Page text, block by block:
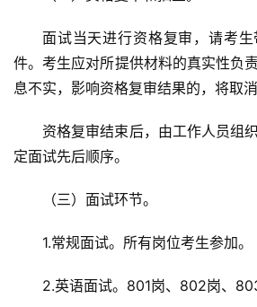
面试当天进行资格复审，请考
件。考生应对所提供材料的真实性负
息不实，影响资格复审结果的，将取消
资格复审结束后，由工作人员组
定面试先后顺序。
（三）面试环节。
1.常规面试。所有岗位考生参加。
2.英语面试。801岗、802岗、